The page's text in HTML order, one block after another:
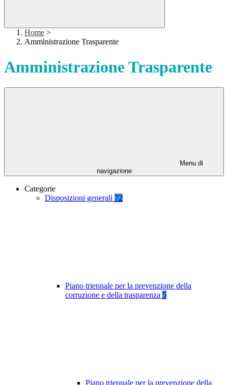
Home >
Amministrazione Trasparente
Amministrazione Trasparente
Menu di
navigazione
Categorie
Disposizioni generali 72
Piano triennale per la prevenzione della
corruzione e della trasparenza 5
Piano triennale per la prevenzione della